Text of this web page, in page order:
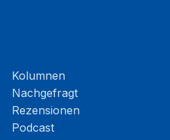
Kolumnen
Nachgefragt
Rezensionen
Podcast